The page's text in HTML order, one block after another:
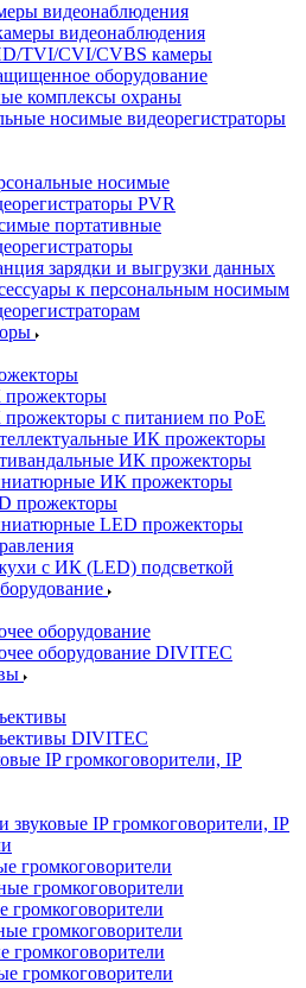
видеонаблюдения
видеонаблюдения
TVI/CVI/CVBS камеры
оборудование
комплексы охраны
носимые видеорегистраторы
носимые
PVR
портативные
зарядки и выгрузки данных
к персональным носимым
с питанием по PoE
ИК прожекторы
ИК прожекторы
ИК прожекторы
прожекторы
LED прожекторы
с ИК (LED) подсветкой
оборудование
оборудование DIVITEC
DIVITEC
IP громкоговорители, IP
звуковые IP громкоговорители, IP
громкоговорители
громкоговорители
громкоговорители
громкоговорители
громкоговорители
громкоговорители